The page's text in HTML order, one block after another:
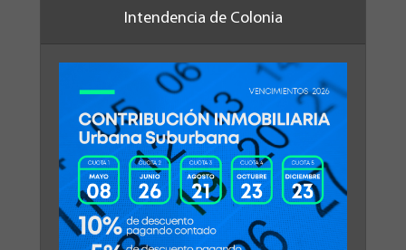
Intendencia de Colonia